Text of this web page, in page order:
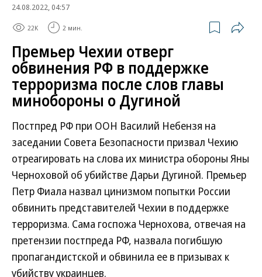
24.08.2022, 04:57
22K 2 мин.
Премьер Чехии отверг
обвинения РФ в поддержке
терроризма после слов главы
минобороны о Дугиной
Постпред РФ при ООН Василий Небензя на
заседании Совета Безопасности призвал Чехию
отреагировать на слова их министра обороны Яны
Черноховой об убийстве Дарьи Дугиной. Премьер
Петр Фиала назвал цинизмом попытки России
обвинить представителей Чехии в поддержке
терроризма. Сама госпожа Чернохова, отвечая на
претензии постпреда РФ, назвала погибшую
пропагандистской и обвинила ее в призывах к
убийству украинцев.